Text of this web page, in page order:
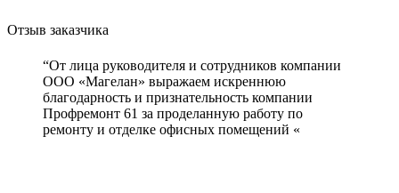
Отзыв заказчика
“От лица руководителя и сотрудников компании
ООО «Магелан» выражаем искреннюю
благодарность и признательность компании
Профремонт 61 за проделанную работу по
ремонту и отделке офисных помещений «